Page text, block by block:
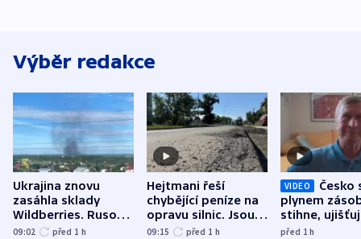
Výběr redakce
Ukrajina znovu
zasáhla sklady
Wildberries. Rusové
útočili v Charkovské
09:02 před 1 h
Hejtmani řeší
chybějící peníze na
opravu silnic. Jsou
nenárokové, namítá
09:15 před 1 h
VIDEO
Česko
plynem
stihne,
expert.
před 1h